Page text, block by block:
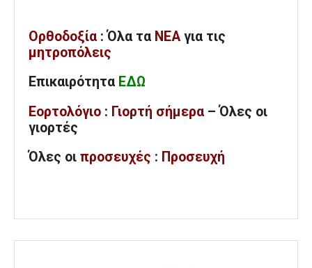
Ορθοδοξία : Όλα τα ΝΕΑ για τις
μητροπόλεις
Επικαιρότητα ΕΔΩ
Εορτολόγιο : Γιορτή σήμερα – Όλες οι
γιορτές
Όλες οι προσευχές : Προσευχή